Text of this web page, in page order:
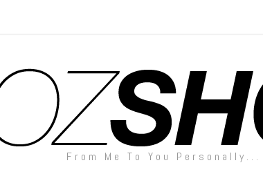
From Me To You Personally...